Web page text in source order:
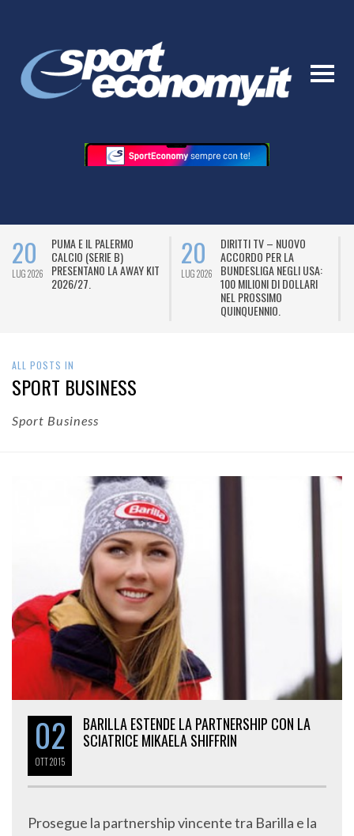
20
LUG 2026
PUMA E IL PALERMO
CALCIO (SERIE B)
PRESENTANO LA AWAY KIT
2026/27.
20
LUG 2026
DIRITTI TV – NUOVO
ACCORDO PER LA
BUNDESLIGA NEGLI USA:
100 MILIONI DI DOLLARI
NEL PROSSIMO
QUINQUENNIO.
ALL POSTS IN
SPORT BUSINESS
Sport Business
02
OTT2015
BARILLA ESTENDE LA PARTNERSHIP CON LA
SCIATRICE MIKAELA SHIFFRIN
Prosegue la partnership vincente tra Barilla e la